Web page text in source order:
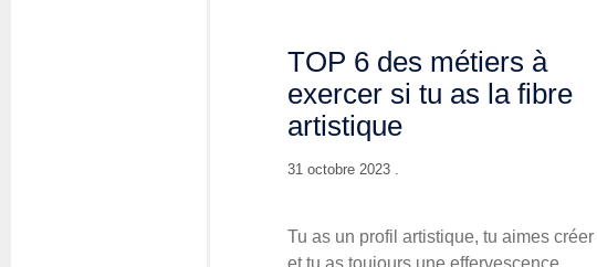
TOP 6 des métiers à
exercer si tu as la fibre
artistique
31 octobre 2023 .
Tu as un profil artistique, tu aimes créer